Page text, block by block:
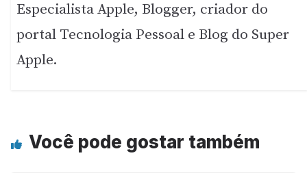
Especialista Apple, Blogger, criador do
portal Tecnologia Pessoal e Blog do Super
Apple.
Você pode gostar também